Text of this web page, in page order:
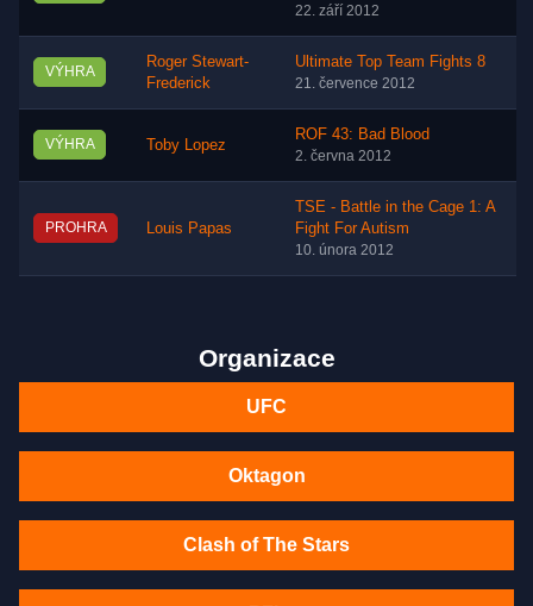
22. září 2012
VÝHRA
Roger Stewart-
Frederick
Ultimate Top Team Fights 8
21. července 2012
VÝHRA Toby Lopez
ROF 43: Bad Blood
2. června 2012
PROHRA Louis Papas
TSE - Battle in the Cage 1: A
Fight For Autism
10. února 2012
Organizace
UFC
Oktagon
Clash of The Stars